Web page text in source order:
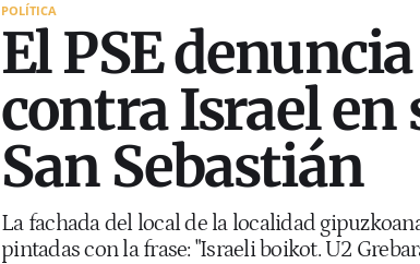
POLÍTICA
El PSE
contra Israel en
San Sebastián
La fachada del local de la localidad
pintadas con la frase: "Israeli boikot. U2